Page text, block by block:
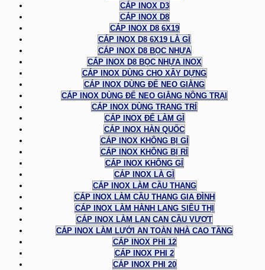
CÁP INOX D3
CÁP INOX D8
CÁP INOX D8 6X19
CÁP INOX D8 6X19 LÀ GÌ
CÁP INOX D8 BỌC NHỰA
CÁP INOX D8 BỌC NHỰA INOX
CÁP INOX DÙNG CHO XÂY DỰNG
CÁP INOX DÙNG ĐỂ NEO GIẰNG
CÁP INOX DÙNG ĐỂ NEO GIẰNG NÔNG TRẠI
CÁP INOX DÙNG TRANG TRÍ
CÁP INOX ĐỂ LÀM GÌ
CÁP INOX HÀN QUỐC
CÁP INOX KHÔNG BỊ GỈ
CÁP INOX KHÔNG BỊ RỈ
CÁP INOX KHÔNG GỈ
CÁP INOX LÀ GÌ
CÁP INOX LÀM CẦU THANG
CÁP INOX LÀM CẦU THANG GIA ĐÌNH
CÁP INOX LÀM HÀNH LANG SIÊU THỊ
CÁP INOX LÀM LAN CAN CẦU VƯỢT
CÁP INOX LÀM LƯỚI AN TOÀN NHÀ CAO TẦNG
CÁP INOX PHI 12
CÁP INOX PHI 2
CÁP INOX PHI 20